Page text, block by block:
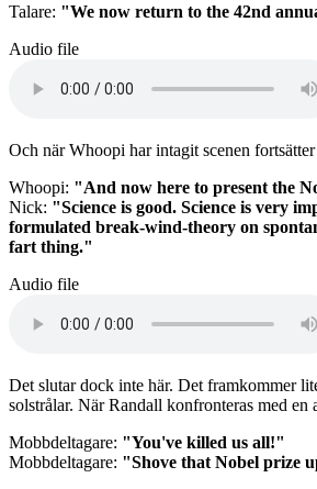
Talare: "We now return to the 42nd
Audio file
Och när Whoopi har intagit scenen fortsätter
Whoopi: "And now here to present the
Nick: "Science is good. Science is very
formulated break-wind-theory on
fart thing."
Audio file
Det slutar dock inte här. Det framkommer
solstrålar. När Randall konfronteras med
Mobbdeltagare: "You've killed us all!"
Mobbdeltagare: "Shove that Nobel prize